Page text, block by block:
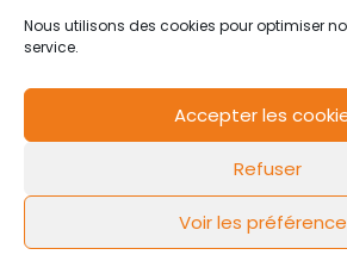
Nous utilisons des cookies pour optimiser
service.
Accepter les
Refuser
Voir les
Mentions légales Politique de
FLOW44